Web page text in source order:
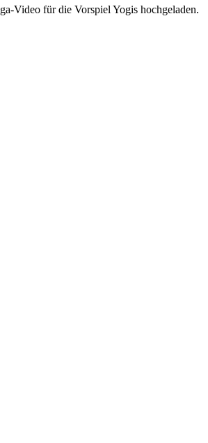
Video für die Vorspiel Yogis hochgeladen.